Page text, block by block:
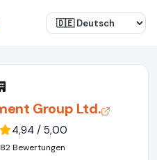
Group Ltd.
4,94 / 5,00
Bewertungen